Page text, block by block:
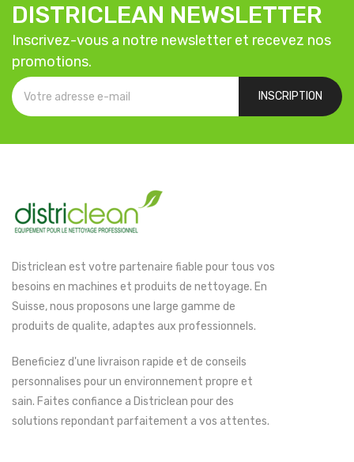
DISTRICLEAN NEWSLETTER
Inscrivez-vous a notre newsletter et recevez nos
promotions.
INSCRIPTION
Districlean est votre partenaire fiable pour tous vos
besoins en machines et produits de nettoyage. En
Suisse, nous proposons une large gamme de
produits de qualite, adaptes aux professionnels.
Beneficiez d'une livraison rapide et de conseils
personnalises pour un environnement propre et
sain. Faites confiance a Districlean pour des
solutions repondant parfaitement a vos attentes.